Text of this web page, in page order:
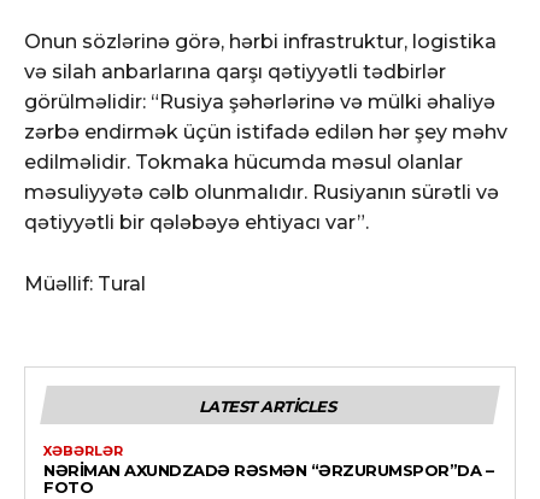
Onun sözlərinə görə, hərbi infrastruktur, logistika
və silah anbarlarına qarşı qətiyyətli tədbirlər
görülməlidir: “Rusiya şəhərlərinə və mülki əhaliyə
zərbə endirmək üçün istifadə edilən hər şey məhv
edilməlidir. Tokmaka hücumda məsul olanlar
məsuliyyətə cəlb olunmalıdır. Rusiyanın sürətli və
qətiyyətli bir qələbəyə ehtiyacı var”.
Müəllif: Tural
LATEST ARTICLES
XƏBƏRLƏR
NƏRIMAN AXUNDZADƏ RƏSMƏN “ƏRZURUMSPOR”DA –
FOTO